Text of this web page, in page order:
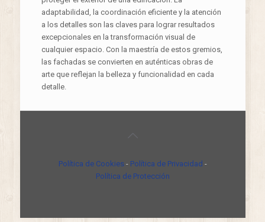
adaptabilidad, la coordinación eficiente y la atención
a los detalles son las claves para lograr resultados
excepcionales en la transformación visual de
cualquier espacio. Con la maestría de estos gremios,
las fachadas se convierten en auténticas obras de
arte que reflejan la belleza y funcionalidad en cada
detalle.
Política de Cookies- Política de Privacidad -
Política de Protección